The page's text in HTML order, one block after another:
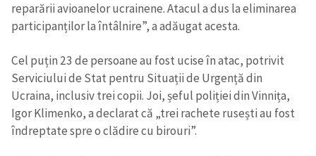
reparării avioanelor ucrainene. Atacul a dus la eliminarea
participanților la întâlnire”, a adăugat acesta.
Cel puțin 23 de persoane au fost ucise în atac, potrivit
Serviciului de Stat pentru Situații de Urgență din
Ucraina, inclusiv trei copii. Joi, șeful poliției din Vinnița,
Igor Klimenko, a declarat că „trei rachete rusești au fost
îndreptate spre o clădire cu birouri”.